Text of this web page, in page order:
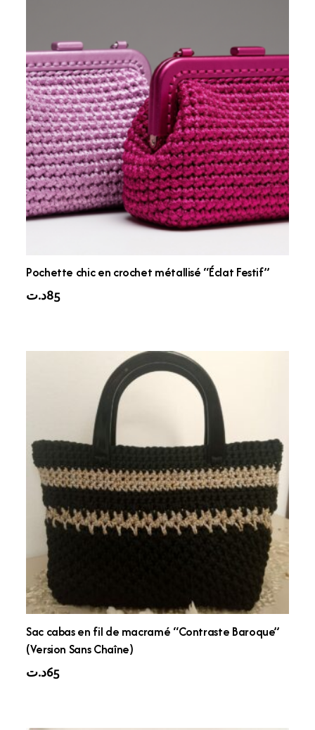
Pochette chic en crochet métallisé “Éclat Festif”
85د.ت
Sac cabas en fil de macramé “Contraste Baroque”
(Version Sans Chaîne)
65د.ت